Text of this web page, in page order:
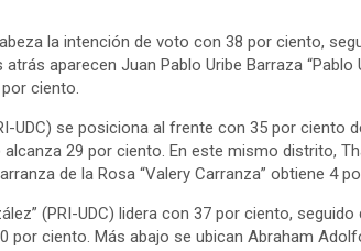
la intención de voto con 38 por ciento,
aparecen Juan Pablo Uribe Barraza “Pablo
ciento.
UDC) se posiciona al frente con 35 por ciento
29 por ciento. En este mismo distrito,
de la Rosa “Valery Carranza” obtiene 4
(PRI-UDC) lidera con 37 por ciento, seguido
por ciento. Más abajo se ubican Abraham